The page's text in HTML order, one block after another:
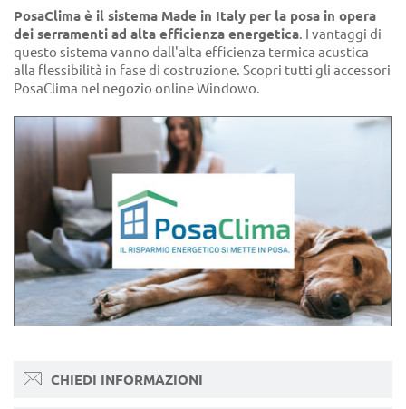
PosaClima è il sistema Made in Italy per la posa in opera
dei serramenti ad alta efficienza energetica. I vantaggi di
questo sistema vanno dall'alta efficienza termica acustica
alla flessibilità in fase di costruzione. Scopri tutti gli accessori
PosaClima nel negozio online Windowo.
CHIEDI INFORMAZIONI